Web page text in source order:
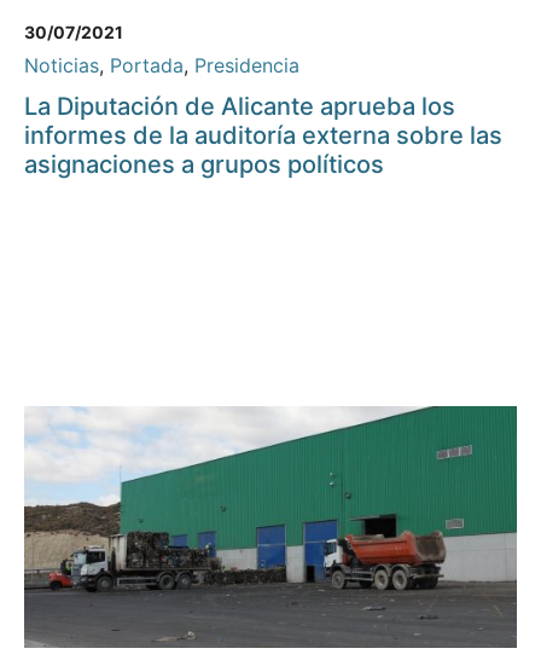
30/07/2021
Noticias, Portada, Presidencia
La Diputación de Alicante aprueba los
informes de la auditoría externa sobre las
asignaciones a grupos políticos